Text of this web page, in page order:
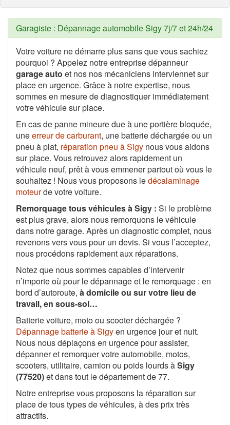
Garagiste : Dépannage automobile Sigy 7j/7 et 24h/24
Votre voiture ne démarre plus sans que vous sachiez
pourquoi ? Appelez notre entreprise dépanneur
garage auto et nos nos mécaniciens interviennet sur
place en urgence. Grâce à notre expertise, nous
sommes en mesure de diagnostiquer immédiatement
votre véhicule sur place.
En cas de panne mineure due à une portière bloquée,
uneerreur de carburant, une batterie déchargée ou un
pneu à plat, réparation pneu à Sigy nous vous aidons
sur place. Vous retrouvez alors rapidement un
véhicule neuf, prêt à vous emmener partout où vous le
souhaitez ! Nous vous proposons ledécalaminage
moteurde votre voiture.
Remorquage tous véhicules à Sigy : Si le problème
est plus grave, alors nous remorquons le véhicule
dans notre garage. Après un diagnostic complet, nous
revenons vers vous pour un devis. Si vous l’acceptez,
nous procédons rapidement aux réparations.
Notez que nous sommes capables d’intervenir
n’importe où pour le dépannage et le remorquage : en
bord d’autoroute, à domicile ou sur votre lieu de
travail, en sous-sol…
Batterie voiture, moto ou scooter déchargée ?
Dépannage batterie à Sigyen urgence jour et nuit.
Nous nous déplaçons en urgence pour assister,
dépanner et remorquer votre automobile, motos,
scooters, utilitaire, camion ou poids lourds àSigy
(77520)et dans tout le département de 77.
Notre entreprise vous proposons la réparation sur
place de tous types de véhicules, à des prix très
attractifs.